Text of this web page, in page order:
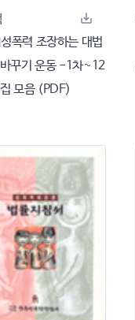
폭력 조장하는 대법
꾸기 운동 -1차~12
모음 (PDF)